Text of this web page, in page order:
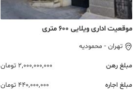
موقعیت اداری ویلایی ۶۰۰ متری
تهران - محمودیه
مبلغ رهن 2,000,000,000 تومان
مبلغ اجاره 440,000,000 تومان